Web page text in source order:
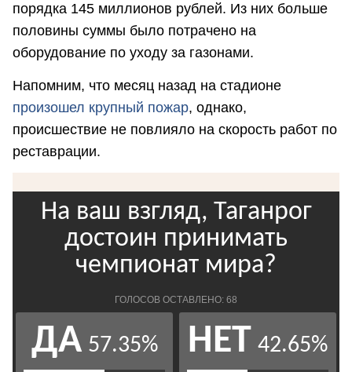
порядка 145 миллионов рублей. Из них больше
половины суммы было потрачено на
оборудование по уходу за газонами.
Напомним, что месяц назад на стадионе
произошел крупный пожар, однако,
происшествие не повлияло на скорость работ по
реставрации.